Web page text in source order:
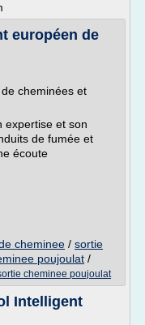
européen de
cheminées et
expertise et son
de fumée et
écoute
cheminee / sortie
poujoulat /
cheminee poujoulat
Intelligent